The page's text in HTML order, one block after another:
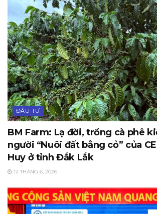
ĐẦU TƯ
BM Farm: Lạ đời, trồng cà phê
người “Nuôi đất bằng cỏ” của
Huy ở tỉnh Đắk Lắk
12 THÁNG 6, 2026